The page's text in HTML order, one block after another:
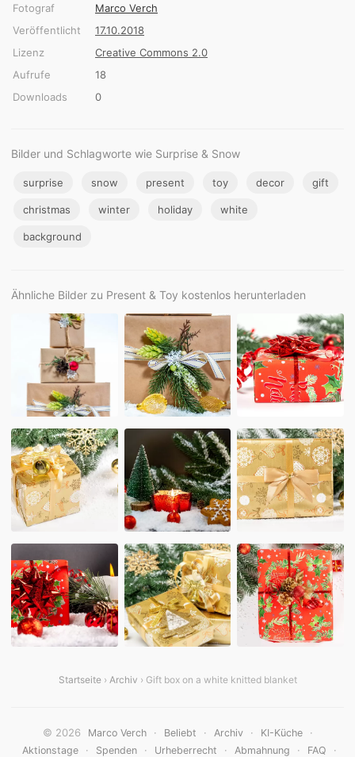
Fotograf
Marco Verch
Veröffentlicht
17.10.2018
Lizenz
Creative Commons 2.0
Aufrufe
18
Downloads
0
Bilder und Schlagworte wie Surprise & Snow
surprise snow present toy decor gift
christmas winter holiday white
background
Ähnliche Bilder zu Present & Toy kostenlos herunterladen
Startseite› Archiv › Gift box on a white knitted blanket
© 2026 Marco Verch · Beliebt · Archiv · KI-Küche ·
Aktionstage · Spenden · Urheberrecht · Abmahnung · FAQ ·